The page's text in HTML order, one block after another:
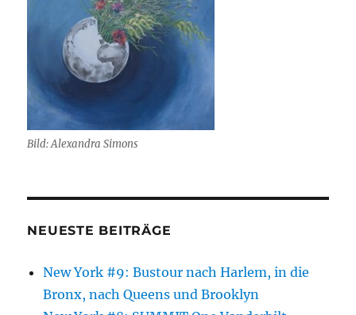
Bild: Alexandra Simons
NEUESTE BEITRÄGE
New York #9: Bustour nach Harlem, in die
Bronx, nach Queens und Brooklyn